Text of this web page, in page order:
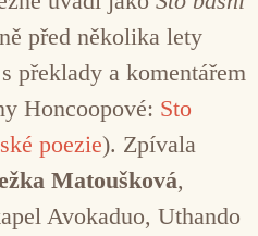
před několika lety
překlady a komentářem
Honcoopové: Sto
poezie). Zpívala
Matoušková,
Avokaduo, Uthando